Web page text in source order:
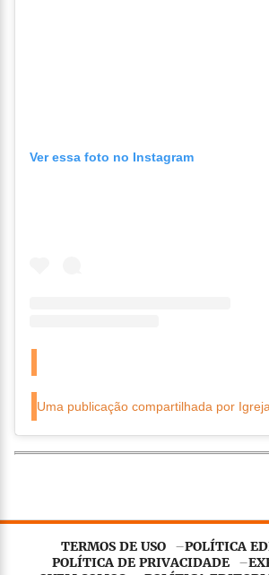
Ver essa foto no Instagram
TERMOS DE USO
POLÍTICA
POLÍTICA DE PRIVACIDADE